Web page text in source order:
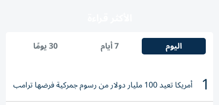
اليوم 7 أيام 30 يومًا
1 أمريكا تعيد 100 مليار دولار من رسوم جمركية فرضها ترامب